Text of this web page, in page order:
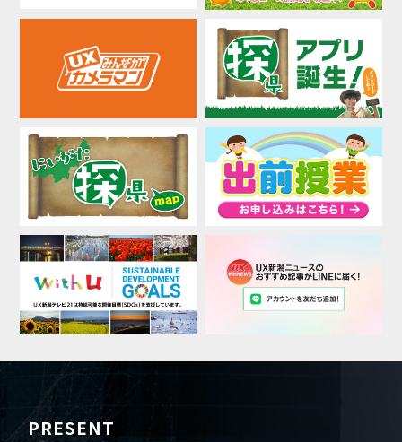
PRESENT